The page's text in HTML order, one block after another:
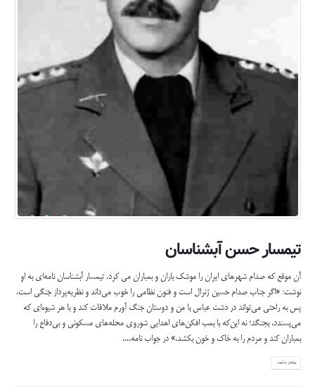
تیمسار حسن آبشناسان
آن موقع که صدام شهرهای ایران را موشک باران و بمباران می کرد، تیمسار آبشناسان نامه‌ای به او
نوشت: «اگر جناب صدام حسین ژنرال است و فنون نظامی را خوب می‌داند و نظریه‌پرداز جنگی است،
پس به راحتی می‌تواند در دشت عباس با من و دوستان جنگ آورم ملاقات کند و با هر شیوه‌ای که
می‌پسندد، بجنگد؛ نه این‌که با بمب افکن‌های اهدایی شوروی محله‌های مسکونی و بی‌دفاع را
بمباران کند و مردم را به خاک و خون بکشد.» در جواب نامه،...
بیشتر بدانید...